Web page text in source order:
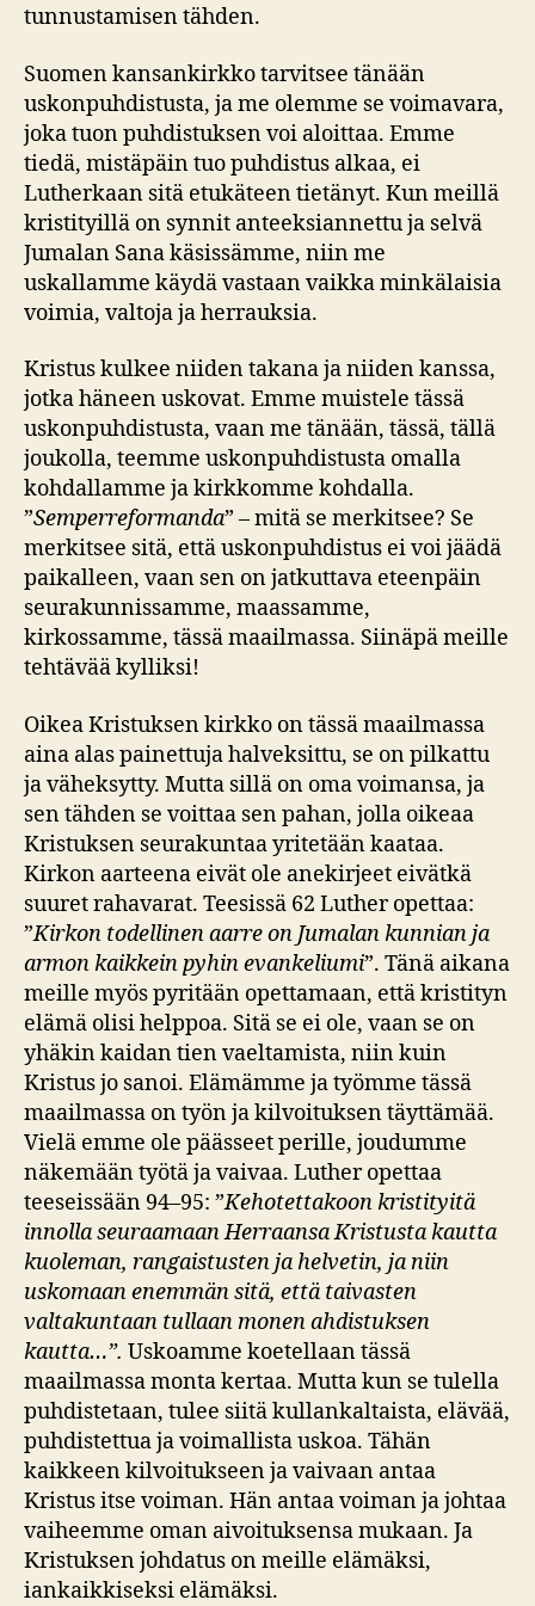
tunnustamisen tähden.
Suomen kansankirkko tarvitsee tänään
uskonpuhdistusta, ja me olemme se voimavara,
joka tuon puhdistuksen voi aloittaa. Emme
tiedä, mistäpäin tuo puhdistus alkaa, ei
Lutherkaan sitä etukäteen tietänyt. Kun meillä
kristityillä on synnit anteeksiannettu ja selvä
Jumalan Sana käsissämme, niin me
uskallamme käydä vastaan vaikka minkälaisia
voimia, valtoja ja herrauksia.
Kristus kulkee niiden takana ja niiden kanssa,
jotka häneen uskovat. Emme muistele tässä
uskonpuhdistusta, vaan me tänään, tässä, tällä
joukolla, teemme uskonpuhdistusta omalla
kohdallamme ja kirkkomme kohdalla.
”Semperreformanda” – mitä se merkitsee? Se
merkitsee sitä, että uskonpuhdistus ei voi jäädä
paikalleen, vaan sen on jatkuttava eteenpäin
seurakunnissamme, maassamme,
kirkossamme, tässä maailmassa. Siinäpä meille
tehtävää kylliksi!
Oikea Kristuksen kirkko on tässä maailmassa
aina alas painettuja halveksittu, se on pilkattu
ja väheksytty. Mutta sillä on oma voimansa, ja
sen tähden se voittaa sen pahan, jolla oikeaa
Kristuksen seurakuntaa yritetään kaataa.
Kirkon aarteena eivät ole anekirjeet eivätkä
suuret rahavarat. Teesissä 62 Luther opettaa:
”Kirkon todellinen aarre on Jumalan kunnian ja
armon kaikkein pyhin evankeliumi”. Tänä aikana
meille myös pyritään opettamaan, että kristityn
elämä olisi helppoa. Sitä se ei ole, vaan se on
yhäkin kaidan tien vaeltamista, niin kuin
Kristus jo sanoi. Elämämme ja työmme tässä
maailmassa on työn ja kilvoituksen täyttämää.
Vielä emme ole päässeet perille, joudumme
näkemään työtä ja vaivaa. Luther opettaa
teeseissään 94–95: ”Kehotettakoon kristityitä
innolla seuraamaan Herraansa Kristusta kautta
kuoleman, rangaistusten ja helvetin, ja niin
uskomaan enemmän sitä, että taivasten
valtakuntaan tullaan monen ahdistuksen
kautta…”. Uskoamme koetellaan tässä
maailmassa monta kertaa. Mutta kun se tulella
puhdistetaan, tulee siitä kullankaltaista, elävää,
puhdistettua ja voimallista uskoa. Tähän
kaikkeen kilvoitukseen ja vaivaan antaa
Kristus itse voiman. Hän antaa voiman ja johtaa
vaiheemme oman aivoituksensa mukaan. Ja
Kristuksen johdatus on meille elämäksi,
iankaikkiseksi elämäksi.